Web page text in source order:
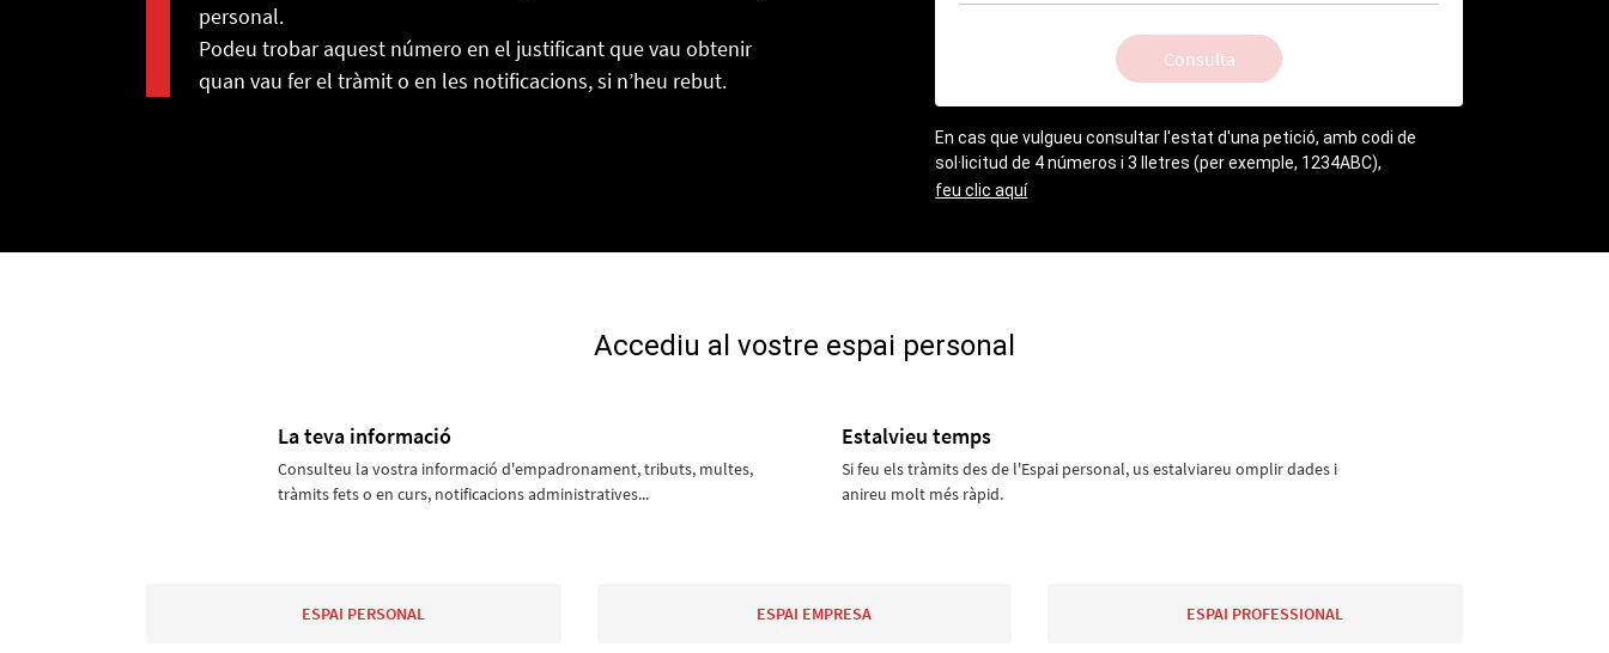
personal.
Podeu trobar aquest número en el justificant que vau obtenir
quan vau fer el tràmit o en les notificacions, si n’heu rebut.
Consulta
En cas que vulgueu consultar l'estat d'una petició, amb codi de
sol·licitud de 4 números i 3 lletres (per exemple, 1234ABC),
feu clic aquí
Accediu al vostre espai personal
La teva informació
Consulteu la vostra informació d'empadronament, tributs, multes,
tràmits fets o en curs, notificacions administratives...
Estalvieu temps
Si feu els tràmits des de l'Espai personal, us estalviareu omplir dades i
anireu molt més ràpid.
ESPAI PERSONAL ESPAI EMPRESA ESPAI PROFESSIONAL